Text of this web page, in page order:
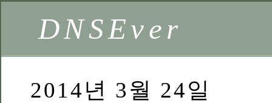
DNSEver
2014년 3월 24일